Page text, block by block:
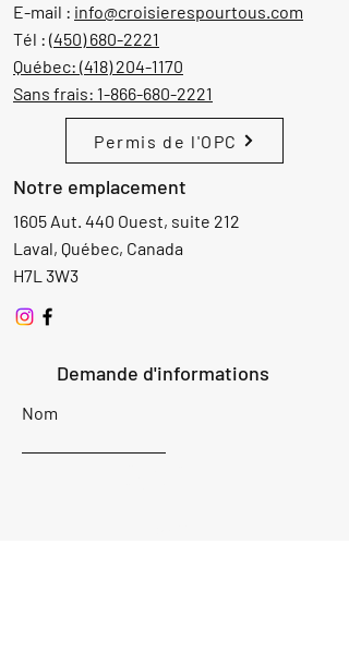
E-mail : info@croisierespourtous.com
Tél : (450) 680-2221
Québec: (418) 204-1170
Sans frais: 1-866-680-2221
Permis de l'OPC
Notre emplacement
1605 Aut. 440 Ouest, suite 212
Laval, Québec, Canada
H7L 3W3
Demande d'informations
Nom